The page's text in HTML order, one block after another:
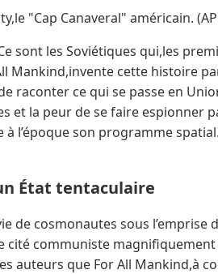
"Cap Canaveral" américain.
sont les Soviétiques qui,les
Mankind,invente cette histoire
raconter ce qui se passe en
et la peur de se faire espionner
à l’époque son programme spatial.
État tentaculaire
de cosmonautes sous l’emprise
cité communiste
auteurs que For All Mankind,à